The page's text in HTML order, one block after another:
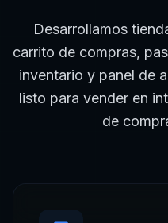
Desarrollamos
carrito de compras,
inventario y panel de
listo para vender en
de